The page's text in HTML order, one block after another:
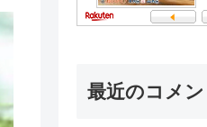
最近のコメン